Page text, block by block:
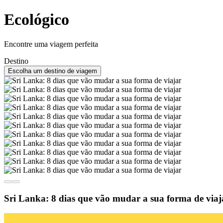
Ecológico
Encontre uma viagem perfeita
Destino
Escolha um destino de viagem
Sri Lanka: 8 dias que vão mudar a sua forma de